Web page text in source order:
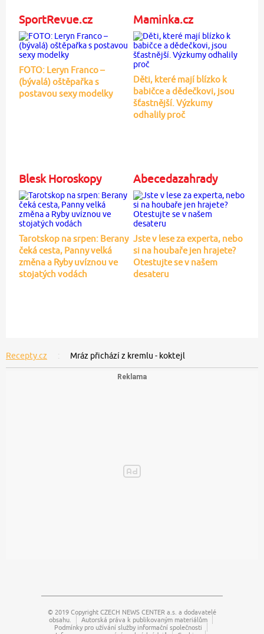
SportRevue.cz
FOTO: Leryn Franco –
(bývalá) oštěpařka s
postavou sexy modelky
Maminka.cz
Děti, které mají blízko k
babičce a dědečkovi, jsou
šťastnější. Výzkumy
odhalily proč
Blesk Horoskopy
Tarotskop na srpen: Berany
čeká cesta, Panny velká
změna a Ryby uvíznou ve
stojatých vodách
Abecedazahrady
Jste v lese za experta, nebo
si na houbaře jen hrajete?
Otestujte se v našem
desateru
Recepty.cz Mráz přichází z kremlu - koktejl
© 2019 Copyright CZECH NEWS CENTER a.s. a dodavatelé
obsahu.
Autorská práva k publikovaným materiálům
Podmínky pro užívání služby informační společnosti